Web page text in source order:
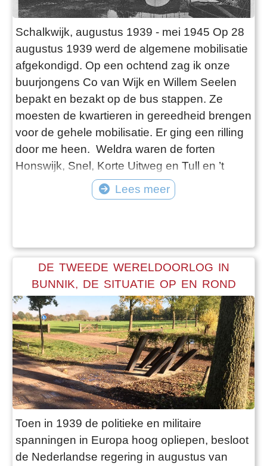
Schalkwijk, augustus 1939 - mei 1945 Op 28
augustus 1939 werd de algemene mobilisatie
afgekondigd. Op een ochtend zag ik onze
buurjongens Co van Wijk en Willem Seelen
bepakt en bezakt op de bus stappen. Ze
moesten de kwartieren in gereedheid brengen
voor de gehele mobilisatie. Er ging een rilling
door me heen. Weldra waren de forten
Honswijk, Snel, Korte Uitweg en Tull en ’t
Waal vol met soldaten. Alles was paraat en
eigenlijk wende dat ook wel weer heel snel. ’s
ik uitsmijters te b
Lees meer
DE TWEEDE WERELDOORLOG IN
BUNNIK, DE SITUATIE OP EN ROND
FORT BIJ RIJNAUWEN
Toen in 1939 de politieke en militaire
spanningen in Europa hoog opliepen, besloot
de Nederlandse regering in augustus van